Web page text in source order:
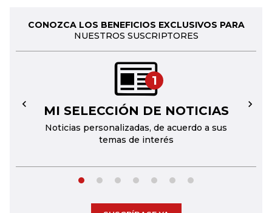
CONOZCA LOS BENEFICIOS EXCLUSIVOS PARA
NUESTROS SUSCRIPTORES
1
MI SELECCIÓN DE NOTICIAS
Noticias personalizadas, de acuerdo a sus
temas de interés
← →